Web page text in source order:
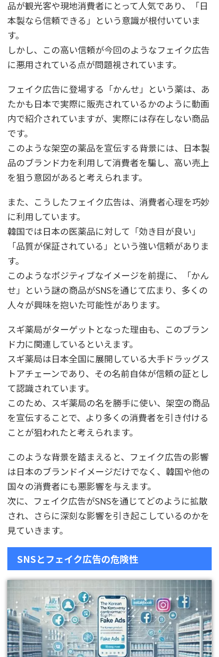
品が観光客や現地消費者にとって人気であり、「日
本製なら信頼できる」という意識が根付いていま
す。
しかし、この高い信頼が今回のようなフェイク広告
に悪用されている点が問題視されています。
フェイク広告に登場する「かんせ」という薬は、あ
たかも日本で実際に販売されているかのように動画
内で紹介されていますが、実際には存在しない商品
です。
このような架空の薬品を宣伝する背景には、日本製
品のブランド力を利用して消費者を騙し、高い売上
を狙う意図があると考えられます。
また、こうしたフェイク広告は、消費者心理を巧妙
に利用しています。
韓国では日本の医薬品に対して「効き目が良い」
「品質が保証されている」という強い信頼がありま
す。
このようなポジティブなイメージを前提に、「かん
せ」という謎の商品がSNSを通じて広まり、多くの
人々が興味を抱いた可能性があります。
スギ薬局がターゲットとなった理由も、このブラン
ド力に関連しているといえます。
スギ薬局は日本全国に展開している大手ドラッグス
トアチェーンであり、その名前自体が信頼の証とし
て認識されています。
このため、スギ薬局の名を勝手に使い、架空の商品
を宣伝することで、より多くの消費者を引き付ける
ことが狙われたと考えられます。
このような背景を踏まえると、フェイク広告の影響
は日本のブランドイメージだけでなく、韓国や他の
国々の消費者にも悪影響を与えます。
次に、フェイク広告がSNSを通じてどのように拡散
され、さらに深刻な影響を引き起こしているのかを
見ていきます。
SNSとフェイク広告の危険性